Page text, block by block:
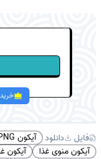
فایل دانلود آیکون PNG
آیکون منوی غذا
آیکون